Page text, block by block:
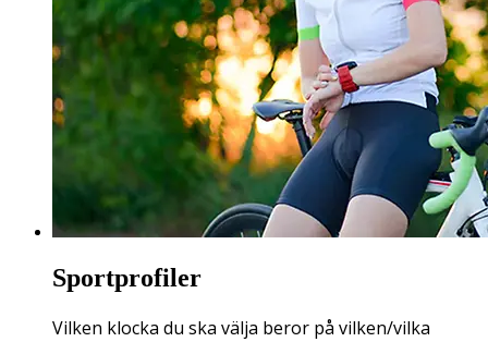
Sportprofiler
Vilken klocka du ska välja beror på vilken/vilka